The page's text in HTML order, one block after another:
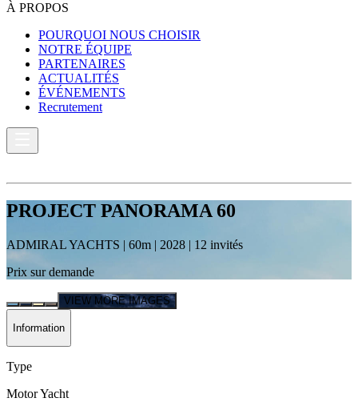
À PROPOS
POURQUOI NOUS CHOISIR
NOTRE ÉQUIPE
PARTENAIRES
ACTUALITÉS
ÉVÉNEMENTS
Recrutement
PROJECT PANORAMA 60
ADMIRAL YACHTS | 60m | 2028 | 12 invités
Prix sur demande
VIEW MORE IMAGES
Information
Type
Motor Yacht